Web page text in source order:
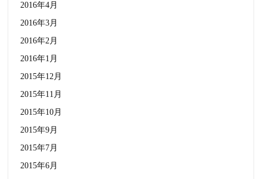
2016年4月
2016年3月
2016年2月
2016年1月
2015年12月
2015年11月
2015年10月
2015年9月
2015年7月
2015年6月